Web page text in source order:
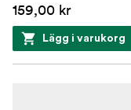
159,00 kr
Lägg i varukorg